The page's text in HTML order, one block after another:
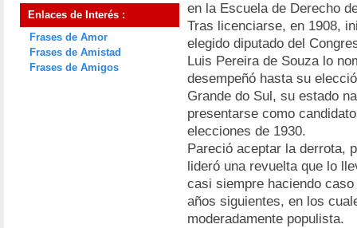
Enlaces de Interés :
Frases de Amor
Frases de Amistad
Frases de Amigos
en la Escuela de Derecho
Tras licenciarse, en 1908,
elegido diputado del
Luis Pereira de Souza lo
desempeñó hasta su
Grande do Sul, su estado
presentarse como
elecciones de 1930.
Pareció aceptar la derrota,
lideró una revuelta que lo
casi siempre haciendo
años siguientes, en los
moderadamente populista.